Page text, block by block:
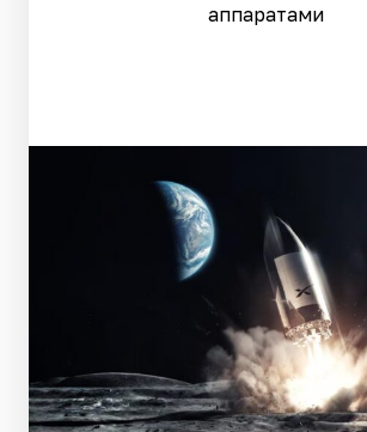
аппаратами